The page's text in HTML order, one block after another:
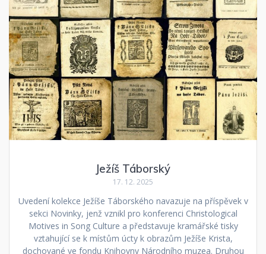
Ježíš Táborský
17. 12. 2025
Uvedení kolekce Ježíše Táborského navazuje na příspěvek v
sekci Novinky, jenž vznikl pro konferenci Christological
Motives in Song Culture a představuje kramářské tisky
vztahující se k místům úcty k obrazům Ježíše Krista,
dochované ve fondu Knihovny Národního muzea. Druhou